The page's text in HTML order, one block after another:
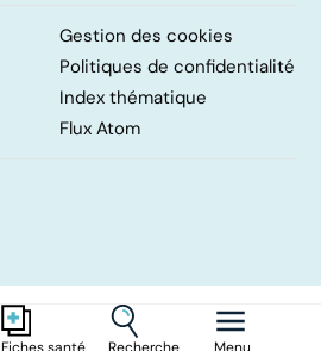
Recherche Menu
Gestion des cookies
Politiques de confidentialité
Index thématique
Flux Atom